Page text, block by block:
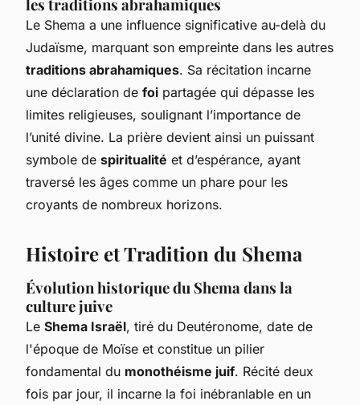
les traditions abrahamiques
Le Shema a une influence significative au-delà du
Judaïsme, marquant son empreinte dans les autres
traditions abrahamiques. Sa récitation incarne
une déclaration de foi partagée qui dépasse les
limites religieuses, soulignant l’importance de
l’unité divine. La prière devient ainsi un puissant
symbole de spiritualité et d’espérance, ayant
traversé les âges comme un phare pour les
croyants de nombreux horizons.
Histoire et Tradition du Shema
Évolution historique du Shema dans la
culture juive
Le Shema Israël, tiré du Deutéronome, date de
l'époque de Moïse et constitue un pilier
fondamental du monothéisme juif. Récité deux
fois par jour, il incarne la foi inébranlable en un